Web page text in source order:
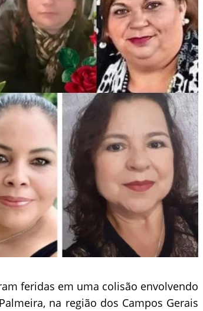
feridas em uma colisão envolvendo
na região dos Campos Gerais